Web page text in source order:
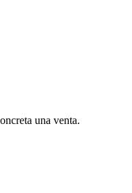
una venta.